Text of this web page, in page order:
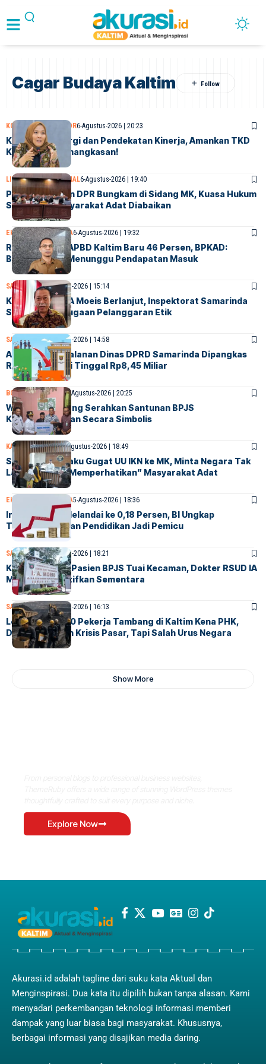
Cagar Budaya Kaltim
KOLOM KONTRIBUTOR6-Agustus-2026 | 20:23
Kokohkan Sinergi dan Pendekatan Kinerja, Amankan TKD
Kaltim dari Pemangkasan!
LINGKUNGANNASIONAL6-Agustus-2026 | 19:40
Pemerintah dan DPR Bungkam di Sidang MK, Kuasa Hukum
Sebut Hak Masyarakat Adat Diabaikan
EKONOMI SAMARINDA6-Agustus-2026 | 19:32
Realisasi Fisik APBD Kaltim Baru 46 Persen, BPKAD:
Belanja Masih Menunggu Pendapatan Masuk
SAMARINDA6-Agustus-2026 | 15:14
Kasus Dokter IA Moeis Berlanjut, Inspektorat Samarinda
Siap Periksa Dugaan Pelanggaran Etik
SAMARINDA6-Agustus-2026 | 14:58
Anggaran Perjalanan Dinas DPRD Samarinda Dipangkas
Rp10 Miliar, Kini Tinggal Rp8,45 Miliar
BONTANG SOCIETY5-Agustus-2026 | 20:25
Walikota Bontang Serahkan Santunan BPJS
Ketenagakerjaan Secara Simbolis
KALTIMNASIONAL5-Agustus-2026 | 18:49
Suku Balik Sepaku Gugat UU IKN ke MK, Minta Negara Tak
Lagi Sekadar “Memperhatikan” Masyarakat Adat
EKONOMI SAMARINDA5-Agustus-2026 | 18:36
Inflasi Kaltim Melandai ke 0,18 Persen, BI Ungkap
Transportasi dan Pendidikan Jadi Pemicu
SAMARINDA5-Agustus-2026 | 18:21
Komentar Soal Pasien BPJS Tuai Kecaman, Dokter RSUD IA
Moeis Dinonaktifkan Sementara
SAMARINDA5-Agustus-2026 | 16:13
Lebih dari 4.000 Pekerja Tambang di Kaltim Kena PHK,
DPRD: Ini Bukan Krisis Pasar, Tapi Salah Urus Negara
Show More
Explore Now
Akurasi.id adalah tagline dari suku kata Aktual dan
Menginspirasi. Dua kata itu dipilih bukan tanpa alasan. Kami
menyadari perkembangan teknologi informasi memberi
dampak yang luar biasa bagi masyarakat. Khususnya,
berbagai informasi yang disajikan media daring.